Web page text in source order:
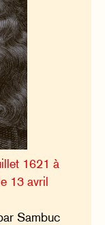
1621 à
13 avril
Sambuc